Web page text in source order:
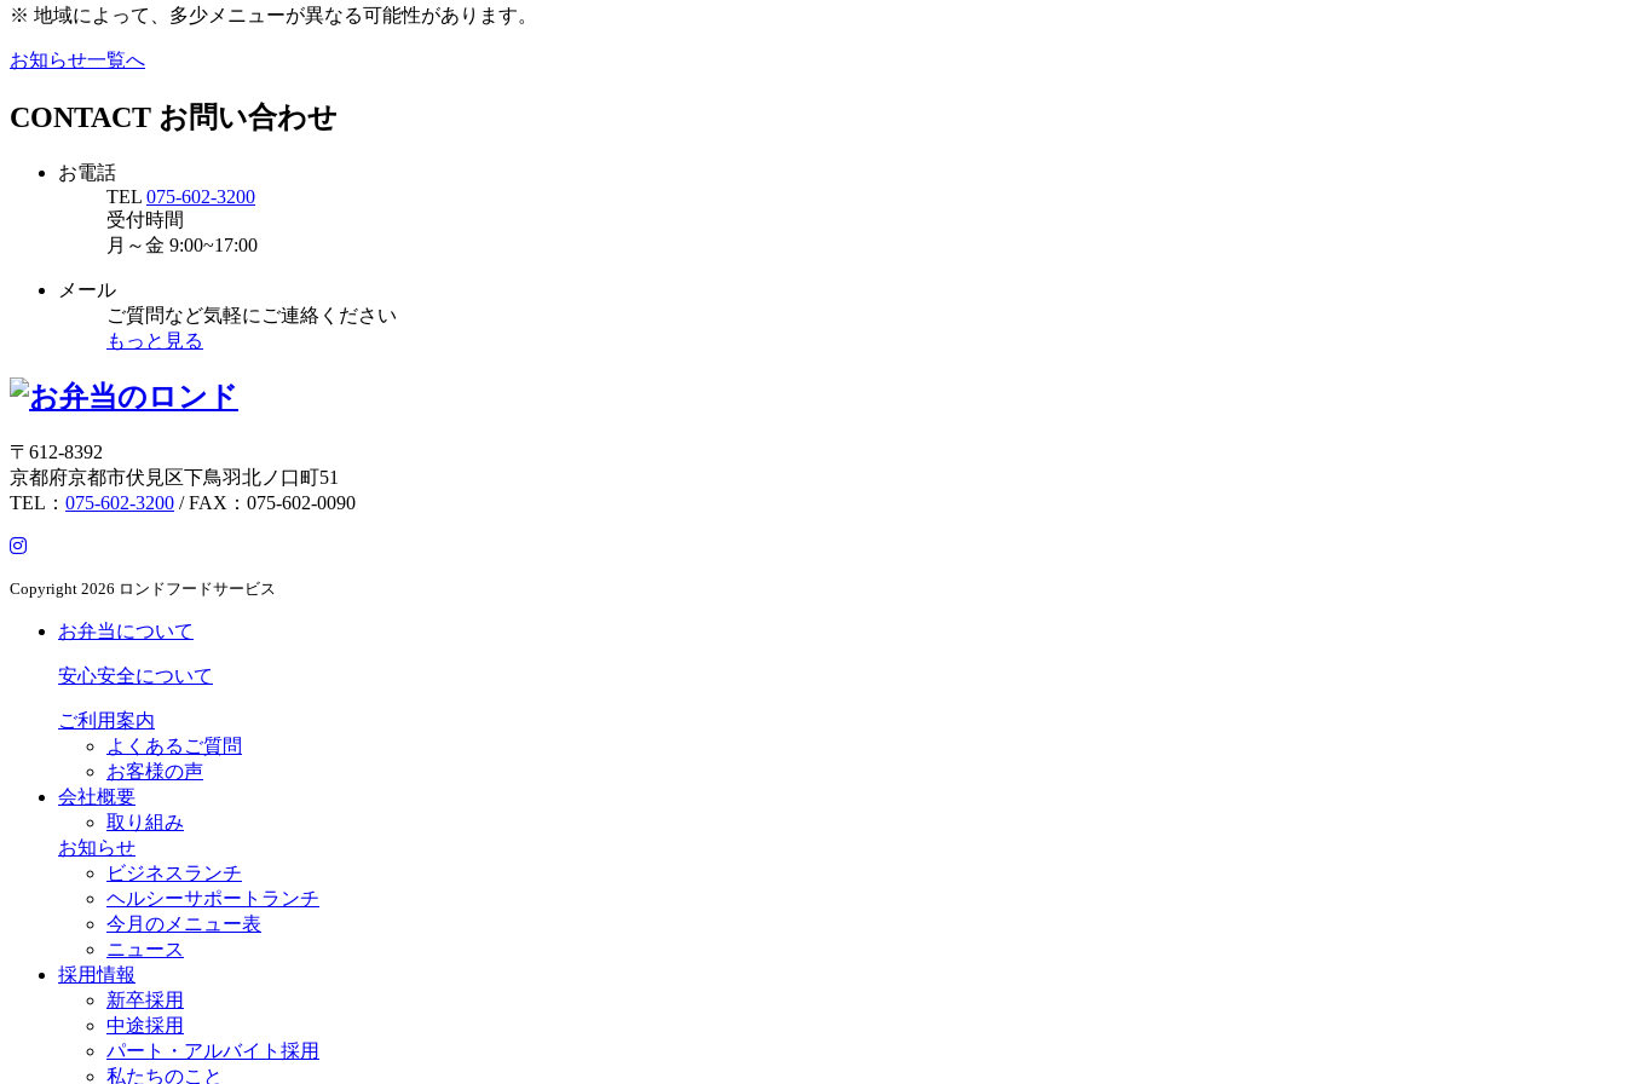
※ 地域によって、多少メニューが異なる可能性があります。
お知らせ一覧へ
CONTACT お問い合わせ
お電話
TEL 075-602-3200
受付時間
月～金 9:00~17:00
メール
ご質問など気軽にご連絡ください
もっと見る
〒612-8392
京都府京都市伏見区下鳥羽北ノ口町51
TEL： 075-602-3200 / FAX：075-602-0090
Copyright 2026 ロンドフードサービス
お弁当について
安心安全について
ご利用案内
よくあるご質問
お客様の声
会社概要
取り組み
お知らせ
ビジネスランチ
ヘルシーサポートランチ
今月のメニュー表
ニュース
採用情報
新卒採用
中途採用
パート・アルバイト採用
私たちのこと